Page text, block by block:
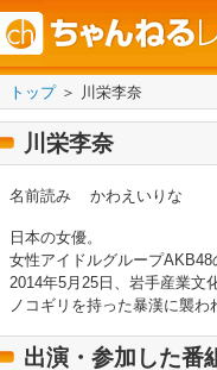
トップ＞ 川栄李奈
川栄李奈
名前読み かわえいりな
日本の女優。
女性アイドルグループAKB48
2014年5月25日、岩手産業文
ノコギリを持った暴漢に襲わ
出演・参加した番